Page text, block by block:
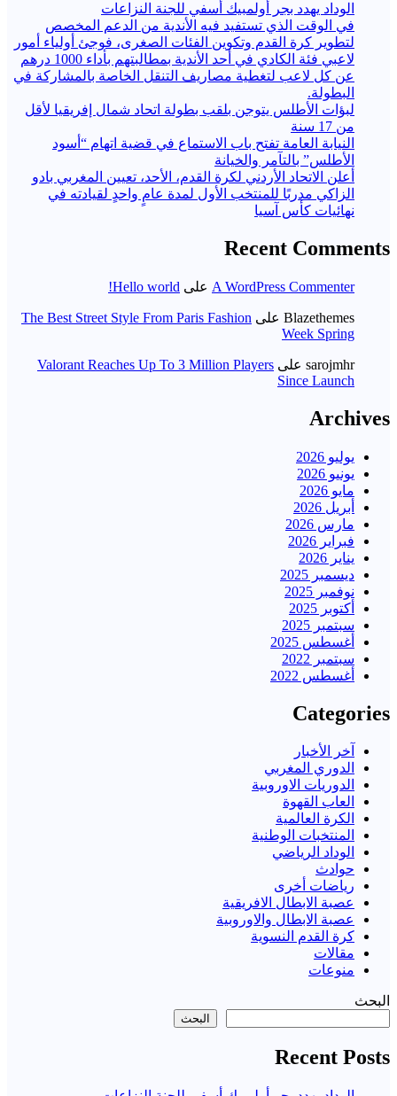
الوداد يهدد بجر أولمبيك أسفي للجنة النزاعات
في الوقت الذي تستفيد فيه الأندية من الدعم المخصص
لتطوير كرة القدم وتكوين الفئات الصغرى، فوجئ أولياء أمور
لاعبي فئة الكادي في أحد الأندية بمطالبتهم بأداء 1000 درهم
عن كل لاعب لتغطية مصاريف التنقل الخاصة بالمشاركة في
البطولة.
لبؤات الأطلس يتوجن بلقب بطولة اتحاد شمال إفريقيا لأقل
من 17 سنة
النيابة العامة تفتح باب الاستماع في قضية اتهام “أسود
الأطلس” بالتآمر والخيانة
أعلن الاتحاد الأردني لكرة القدم، الأحد، تعيين المغربي بادو
الزاكي مدربًا للمنتخب الأول لمدة عامٍ واحدٍ لقيادته ​في
نهائيات كأس آسيا
Recent Comments
A WordPress Commenter على Hello world!
Blazethemes على The Best Street Style From Paris Fashion
Week Spring
sarojmhr على Valorant Reaches Up To 3 Million Players
Since Launch
Archives
يوليو 2026
يونيو 2026
مايو 2026
أبريل 2026
مارس 2026
فبراير 2026
يناير 2026
ديسمبر 2025
نوفمبر 2025
أكتوبر 2025
سبتمبر 2025
أغسطس 2025
سبتمبر 2022
أغسطس 2022
Categories
آخر الأخبار
الدوري المغربي
الدوريات الاوروبية
العاب القهوة
الكرة العالمية
المنتخبات الوطنية
الوداد الرياضي
حوادث
رياضات أخرى
عصبة الابطال الافريقية
عصبة الابطال والاوروبية
كرة القدم النسوية
مقالات
منوعات
البحث
البحث
Recent Posts